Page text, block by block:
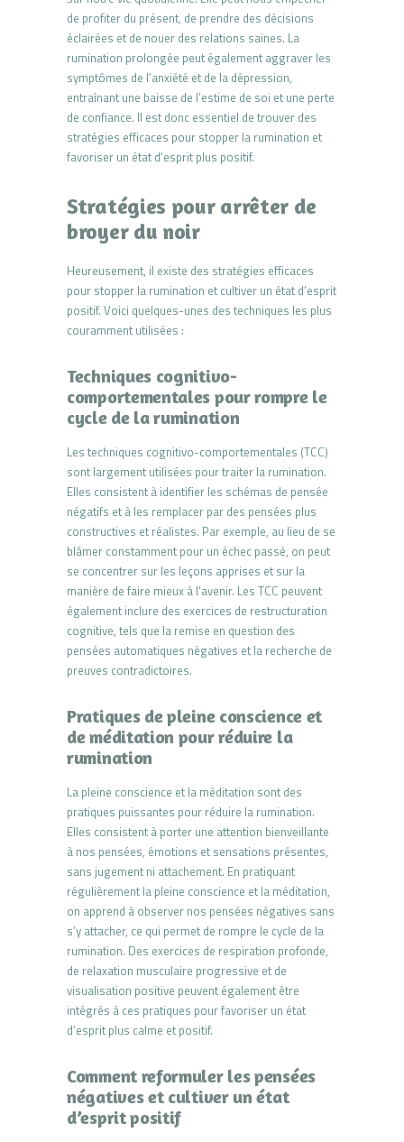
de profiter du présent, de prendre des décisions
éclairées et de nouer des relations saines. La
rumination prolongée peut également aggraver les
symptômes de l’anxiété et de la dépression,
entraînant une baisse de l’estime de soi et une perte
de confiance. Il est donc essentiel de trouver des
stratégies efficaces pour stopper la rumination et
favoriser un état d’esprit plus positif.
Stratégies pour arrêter de
broyer du noir
Heureusement, il existe des stratégies efficaces
pour stopper la rumination et cultiver un état d’esprit
positif. Voici quelques-unes des techniques les plus
couramment utilisées :
Techniques cognitivo-
comportementales pour rompre le
cycle de la rumination
Les techniques cognitivo-comportementales (TCC)
sont largement utilisées pour traiter la rumination.
Elles consistent à identifier les schémas de pensée
négatifs et à les remplacer par des pensées plus
constructives et réalistes. Par exemple, au lieu de se
blâmer constamment pour un échec passé, on peut
se concentrer sur les leçons apprises et sur la
manière de faire mieux à l’avenir. Les TCC peuvent
également inclure des exercices de restructuration
cognitive, tels que la remise en question des
pensées automatiques négatives et la recherche de
preuves contradictoires.
Pratiques de pleine conscience et
de méditation pour réduire la
rumination
La pleine conscience et la méditation sont des
pratiques puissantes pour réduire la rumination.
Elles consistent à porter une attention bienveillante
à nos pensées, émotions et sensations présentes,
sans jugement ni attachement. En pratiquant
régulièrement la pleine conscience et la méditation,
on apprend à observer nos pensées négatives sans
s’y attacher, ce qui permet de rompre le cycle de la
rumination. Des exercices de respiration profonde,
de relaxation musculaire progressive et de
visualisation positive peuvent également être
intégrés à ces pratiques pour favoriser un état
d’esprit plus calme et positif.
Comment reformuler les pensées
négatives et cultiver un état
d’esprit positif